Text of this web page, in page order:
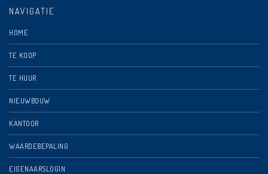
NAVIGATIE
HOME
TE KOOP
TE HUUR
NIEUWBOUW
KANTOOR
WAARDEBEPALING
EIGENAARSLOGIN